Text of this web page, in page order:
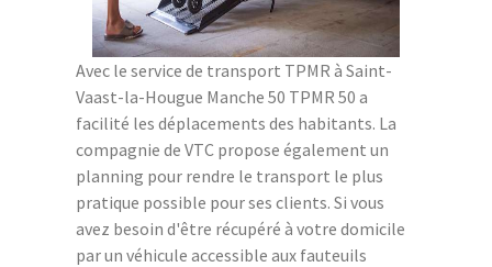
Avec le service de transport TPMR à Saint-
Vaast-la-Hougue Manche 50 TPMR 50 a
facilité les déplacements des habitants. La
compagnie de VTC propose également un
planning pour rendre le transport le plus
pratique possible pour ses clients. Si vous
avez besoin d'être récupéré à votre domicile
par un véhicule accessible aux fauteuils